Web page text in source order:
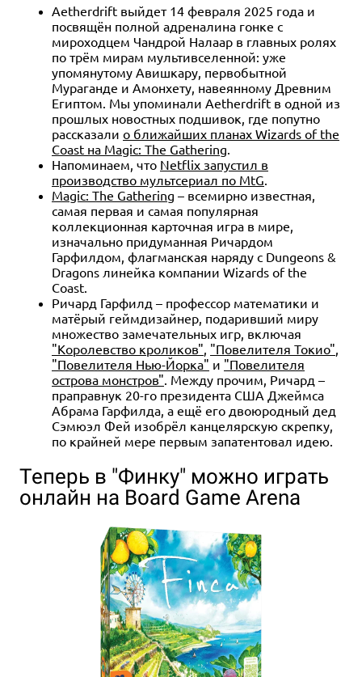
Aetherdrift выйдет 14 февраля 2025 года и
посвящён полной адреналина гонке с
мироходцем Чандрой Налаар в главных ролях
по трём мирам мультивселенной: уже
упомянутому Авишкару, первобытной
Мураганде и Амонхету, навеянному Древним
Египтом. Мы упоминали Aetherdrift в одной из
прошлых новостных подшивок, где попутно
рассказали о ближайших планах Wizards of the
Coast на Magic: The Gathering
Напоминаем, что Netflix запустил в
производство мультсериал по MtG
Magic: The Gathering – всемирно известная,
самая первая и самая популярная
коллекционная карточная игра в мире,
изначально придуманная Ричардом
Гарфилдом, флагманская наряду с Dungeons &
Dragons линейка компании Wizards of the
Coast.
Ричард Гарфилд – профессор математики и
матёрый геймдизайнер, подаривший миру
множество замечательных игр, включая
"Королевство кроликов" "Повелителя Токио"
"Повелителя Нью-Йорка" и "Повелителя
острова монстров" . Между прочим, Ричард –
праправнук 20-го президента США Джеймса
Абрама Гарфилда, а ещё его двоюродный дед
Сэмюэл Фей изобрёл канцелярскую скрепку,
по крайней мере первым запатентовал идею.
Теперь в "Финку" можно играть
онлайн на Board Game Arena